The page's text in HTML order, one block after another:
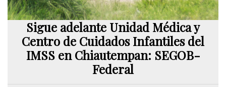
Sigue adelante Unidad Médica y
Centro de Cuidados Infantiles del
IMSS en Chiautempan: SEGOB-
Federal